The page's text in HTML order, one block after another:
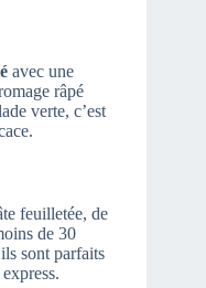
avec une
râpé
verte, c’est
feuilletée, de
de 30
sont parfaits